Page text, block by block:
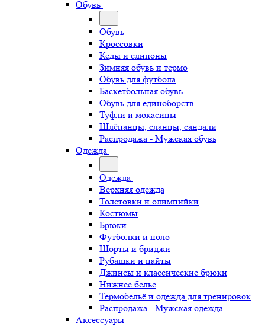
Обувь
Обувь
Кроссовки
Кеды и слипоны
Зимняя обувь и термо
Обувь для футбола
Баскетбольная обувь
Обувь для единоборств
Туфли и мокасины
Шлёпанцы, сланцы, сандали
Распродажа - Мужская обувь
Одежда
Одежда
Верхняя одежда
Толстовки и олимпийки
Костюмы
Брюки
Футболки и поло
Шорты и бриджи
Рубашки и пайты
Джинсы и классические брюки
Нижнее белье
Термобельё и одежда для тренировок
Распродажа - Мужская одежда
Аксессуары